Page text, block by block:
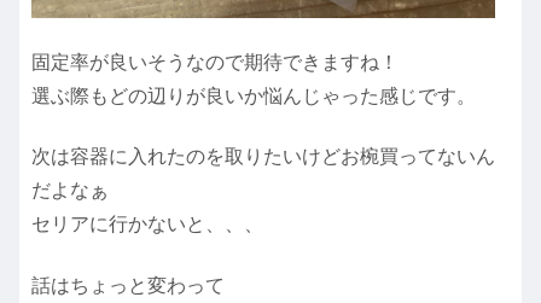
固定率が良いそうなので期待できますね！
選ぶ際もどの辺りが良いか悩んじゃった感じです。
次は容器に入れたのを取りたいけどお椀買ってないん
だよなぁ
セリアに行かないと、、、
話はちょっと変わって